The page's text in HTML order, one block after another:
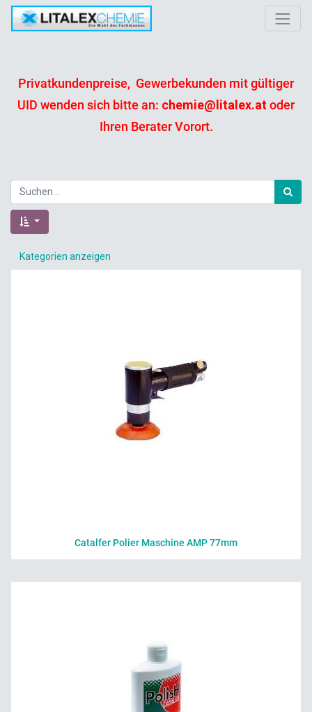
Privatkundenpreise, Gewerbekunden mit gültiger
UID wenden sich bitte an: chemie@litalex.atoder
Ihren Berater Vorort.
Kategorien anzeigen
Catalfer Polier Maschine AMP 77mm